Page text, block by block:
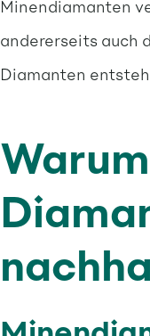
Minendiamanten
andererseits auch
Diamanten